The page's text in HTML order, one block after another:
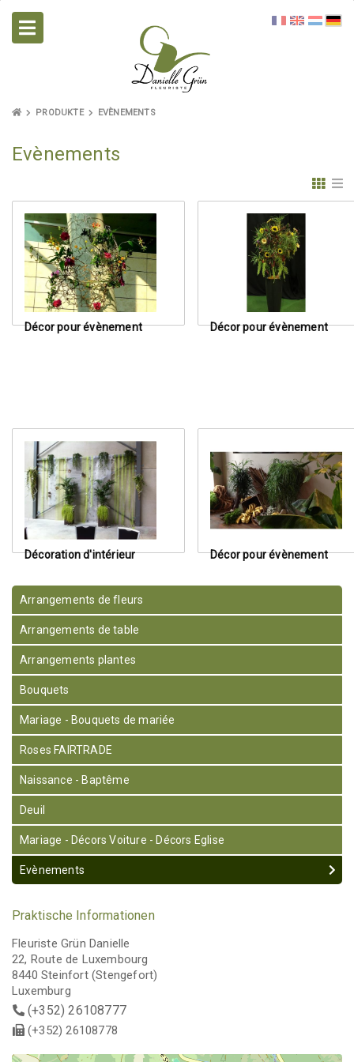
PRODUKTE EVÈNEMENTS
Evènements
Décor pour évènement Décor pour évènement
Décoration d'intérieur Décor pour évènement
Arrangements de fleurs
Arrangements de table
Arrangements plantes
Bouquets
Mariage - Bouquets de mariée
Roses FAIRTRADE
Naissance - Baptême
Deuil
Mariage - Décors Voiture - Décors Eglise
Evènements
Praktische Informationen
Fleuriste Grün Danielle
22, Route de Luxembourg
8440 Steinfort (Stengefort)
Luxemburg
(+352) 26108777
(+352) 26108778